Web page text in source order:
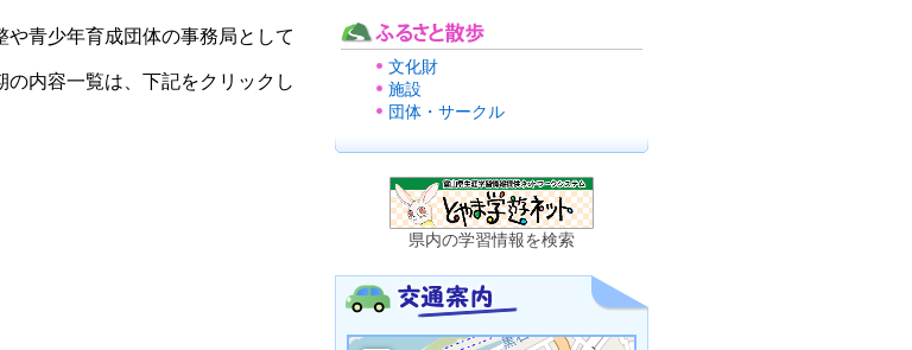
や青少年育成団体の事務局として
内容一覧は、下記をクリックし
文化財
施設
団体・サークル
県内の学習情報を検索